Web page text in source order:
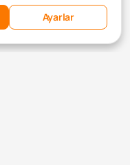
Ayarlar